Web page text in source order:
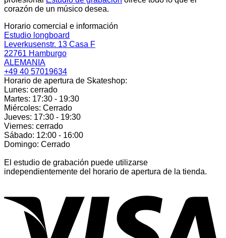
corazón de un músico desea.
Horario comercial e información
Estudio longboard
Leverkusenstr. 13 Casa F
22761 Hamburgo
ALEMANIA
+49 40 57019634
Horario de apertura de Skateshop:
Lunes: cerrado
Martes: 17:30 - 19:30
Miércoles: Cerrado
Jueves: 17:30 - 19:30
Viernes: cerrado
Sábado: 12:00 - 16:00
Domingo: Cerrado
El estudio de grabación puede utilizarse
independientemente del horario de apertura de la tienda.